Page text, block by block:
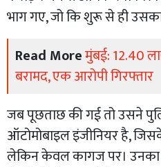
भाग गए, जो कि शुरू से ही उसका
Read Moreमुंबई: 12.40
बरामद, एक आरोपी गिरफ्तार
जब पूछताछ की गई तो उसने
ऑटोमोबाइल इंजीनियर है,
लेकिन केवल कागज पर।